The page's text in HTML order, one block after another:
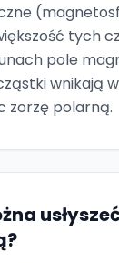
tych
pole
wnikają
zorzę polarną.